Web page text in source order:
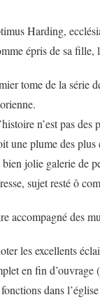
Harding,
épris de sa
tome de la série
n’est pas
une plume des
bien jolie galerie de
sujet resté ô
accompagné des
les excellents
en fin d’ouvrage
dans